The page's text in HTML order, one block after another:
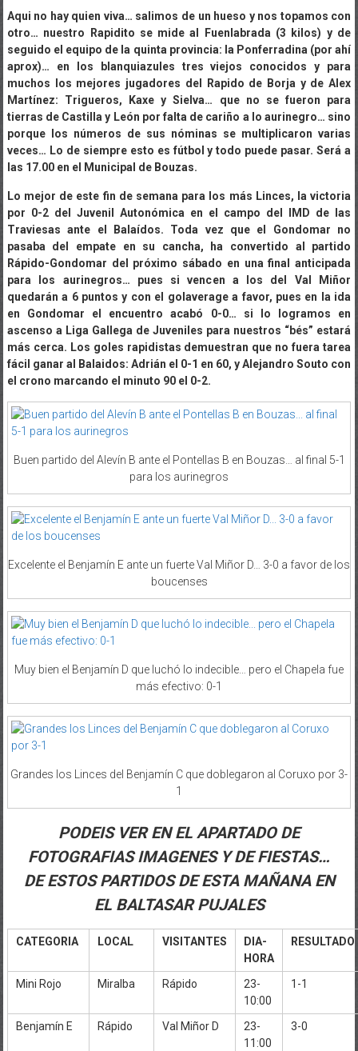
Aqui no hay quien viva… salimos de un hueso y nos topamos con
otro… nuestro Rapidito se mide al Fuenlabrada (3 kilos) y de
seguido el equipo de la quinta provincia: la Ponferradina (por ahí
aprox)… en los blanquiazules tres viejos conocidos y para
muchos los mejores jugadores del Rapido de Borja y de Alex
Martínez: Trigueros, Kaxe y Sielva… que no se fueron para
tierras de Castilla y León por falta de cariño a lo aurinegro… sino
porque los números de sus nóminas se multiplicaron varias
veces… Lo de siempre esto es fútbol y todo puede pasar. Será a
las 17.00 en el Municipal de Bouzas.
Lo mejor de este fin de semana para los más Linces, la victoria
por 0-2 del Juvenil Autonómica en el campo del IMD de las
Traviesas ante el Balaídos. Toda vez que el Gondomar no
pasaba del empate en su cancha, ha convertido al partido
Rápido-Gondomar del próximo sábado en una final anticipada
para los aurinegros… pues si vencen a los del Val Miñor
quedarán a 6 puntos y con el golaverage a favor, pues en la ida
en Gondomar el encuentro acabó 0-0… si lo logramos en
ascenso a Liga Gallega de Juveniles para nuestros “bés” estará
más cerca. Los goles rapidistas demuestran que no fuera tarea
fácil ganar al Balaidos: Adrián el 0-1 en 60, y Alejandro Souto con
el crono marcando el minuto 90 el 0-2.
Buen partido del Alevín B ante el Pontellas B en Bouzas… al final 5-1
para los aurinegros
Excelente el Benjamín E ante un fuerte Val Miñor D… 3-0 a favor de los
boucenses
Muy bien el Benjamín D que luchó lo indecible… pero el Chapela fue
más efectivo: 0-1
Grandes los Linces del Benjamín C que doblegaron al Coruxo por 3-
1
PODEIS VER EN EL APARTADO DE
FOTOGRAFIAS IMAGENES Y DE FIESTAS…
DE ESTOS PARTIDOS DE ESTA MAÑANA EN
EL BALTASAR PUJALES
CATEGORIA LOCAL VISITANTES
DIA-
HORA
RESULTADO
Mini Rojo Miralba Rápido
23-
10:00
1-1
Benjamín E Rápido Val Miñor D
23-
11:00
3-0